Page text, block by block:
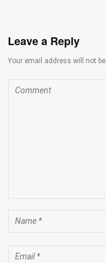
Leave a Reply
Your email address will not